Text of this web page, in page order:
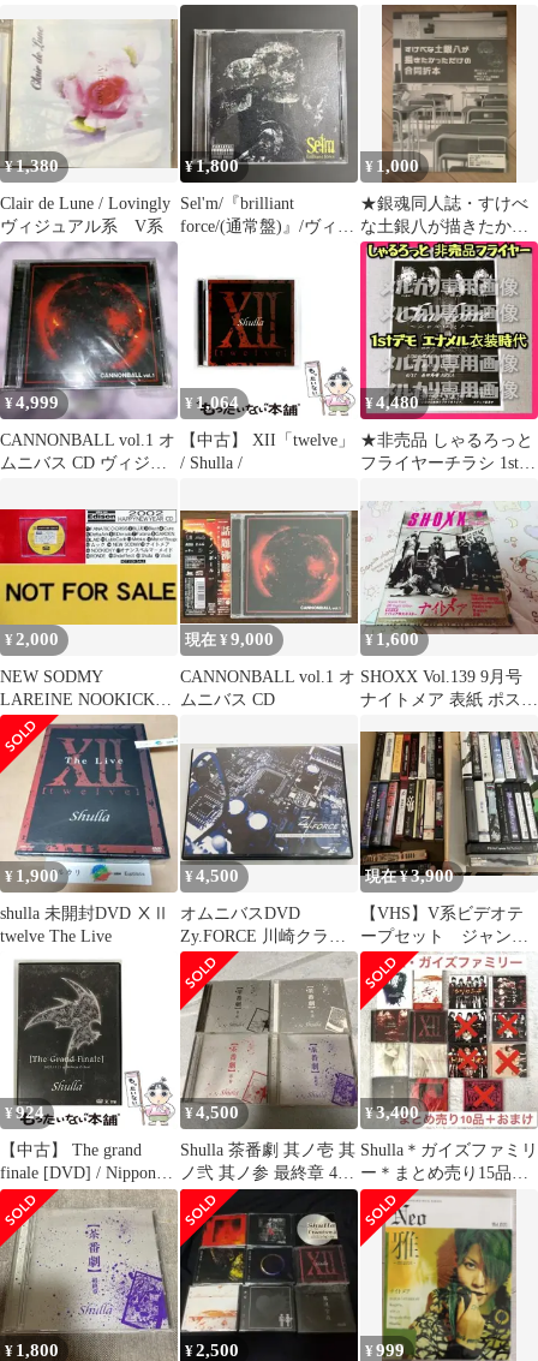
¥1,380
Clair de Lune / Lovingly
ヴィジュアル系 V系
¥1,800
Sel'm/『brilliant
force/(通常盤)』/ヴィジ
¥ 1,000
★銀魂同人誌・すけべ
な土銀八が描きたかっ
ただけの合同折本★
¥4,999
CANNONBALL vol.1 オ
ムニバス CD ヴィジュ
¥ 1,064
【中古】 XII「twelve」
/ Shulla /
¥4,480
★非売品 しゃるろっと
フライヤーチラシ 1stデ
GOTCHAROCKA
¥ 2,000
NEW SODMY
LAREINE NOOKICKY
Matina 限定 非売品
現在 ¥9,000
CANNONBALL vol.1 オ
ムニバス CD
¥ 1,600
SHOXX Vol.139 9月号
ナイトメア 表紙 ポスタ
¥ 1,900
shulla 未開封DVD ⅩⅡ
twelve The Live
¥4,500
オムニバスDVD
Zy.FORCE 川崎クラブ
チッタ
現在 ¥3,900
【VHS】V系ビデオテ
ープセット ジャンク
扱い
¥ 924
【中古】 The grand
finale [DVD] / Nippon
Crown
¥4,500
Shulla 茶番劇 其ノ壱 其
ノ弐 其ノ参 最終章 4枚
セット
¥3,400
Shulla＊ガイズファミリ
ー＊まとめ売り15品＊
おまけ
¥ 1,800 ¥2,500 ¥999